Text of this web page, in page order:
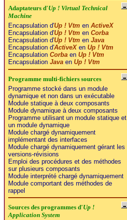
Adaptateurs d'Up ! Virtual Technical
Machine
Encapsulation d'Up ! Vtm en ActiveX
Encapsulation d'Up ! Vtm en Corba
Encapsulation d'Up ! Vtm en Java
Encapsulation d'ActiveXen Up ! Vtm
Encapsulation Corbaen Up ! Vtm
Encapsulation Javaen Up ! Vtm
Programme multi-fichiers sources
Programme stocké dans un module
dynamique et non dans un exécutable
Module statique à deux composants
Module dynamique à deux composants
Programme utilisant un module statique et
un module dynamique
Module chargé dynamiquement
implémentant des interfaces
Module chargé dynamiquement gérant les
versions-révisions
Emploi des procédures et des méthodes
sur plusieurs composants
Module interprété chargé dynamiquement
Module comportant des méthodes de
rappel
Sources des programmes d'Up !
Application System